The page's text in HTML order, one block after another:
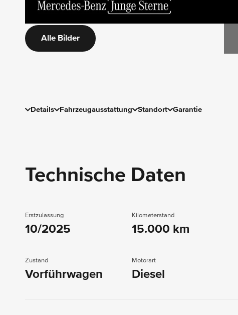
Alle Bilder
Details Fahrzeugausstattung Standort Garantie
Technische Daten
Erstzulassung
10/2025
Kilometerstand
15.000 km
Zustand
Vorführwagen
Motorart
Diesel